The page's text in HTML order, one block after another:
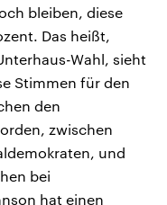
bleiben, diese
Das heißt,
Wahl, sieht
Stimmen für den
den
zwischen
und
bei
hat einen